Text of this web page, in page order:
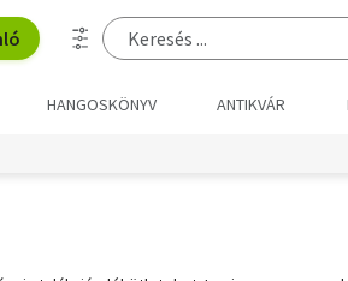
HANGOSKÖNYV ANTIKVÁR